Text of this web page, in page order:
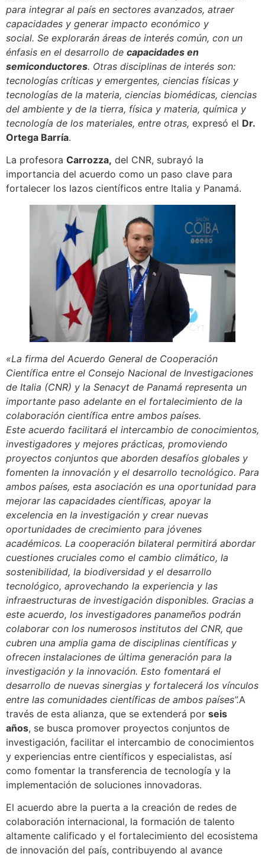
para integrar al país en sectores avanzados, atraer
capacidades y generar impacto económico y
social. Se explorarán áreas de interés común, con un
énfasis en el desarrollo de capacidades en
semiconductores. Otras disciplinas de interés son:
tecnologías críticas y emergentes, ciencias físicas y
tecnologías de la materia, ciencias biomédicas, ciencias
del ambiente y de la tierra, física y materia, química y
tecnología de los materiales, entre otras, expresó el Dr.
Ortega Barría.
La profesora Carrozza, del CNR, subrayó la
importancia del acuerdo como un paso clave para
fortalecer los lazos científicos entre Italia y Panamá.
«La firma del Acuerdo General de Cooperación
Científica entre el Consejo Nacional de Investigaciones
de Italia (CNR) y la Senacyt de Panamá representa un
importante paso adelante en el fortalecimiento de la
colaboración científica entre ambos países.
Este acuerdo facilitará el intercambio de conocimientos,
investigadores y mejores prácticas, promoviendo
proyectos conjuntos que aborden desafíos globales y
fomenten la innovación y el desarrollo tecnológico. Para
ambos países, esta asociación es una oportunidad para
mejorar las capacidades científicas, apoyar la
excelencia en la investigación y crear nuevas
oportunidades de crecimiento para jóvenes
académicos. La cooperación bilateral permitirá abordar
cuestiones cruciales como el cambio climático, la
sostenibilidad, la biodiversidad y el desarrollo
tecnológico, aprovechando la experiencia y las
infraestructuras de investigación disponibles. Gracias a
este acuerdo, los investigadores panameños podrán
colaborar con los numerosos institutos del CNR, que
cubren una amplia gama de disciplinas científicas y
ofrecen instalaciones de última generación para la
investigación y la innovación. Esto fomentará el
desarrollo de nuevas sinergias y fortalecerá los vínculos
entre las comunidades científicas de ambos países”.A
través de esta alianza, que se extenderá por seis
años, se busca promover proyectos conjuntos de
investigación, facilitar el intercambio de conocimientos
y experiencias entre científicos y especialistas, así
como fomentar la transferencia de tecnología y la
implementación de soluciones innovadoras.
El acuerdo abre la puerta a la creación de redes de
colaboración internacional, la formación de talento
altamente calificado y el fortalecimiento del ecosistema
de innovación del país, contribuyendo al avance